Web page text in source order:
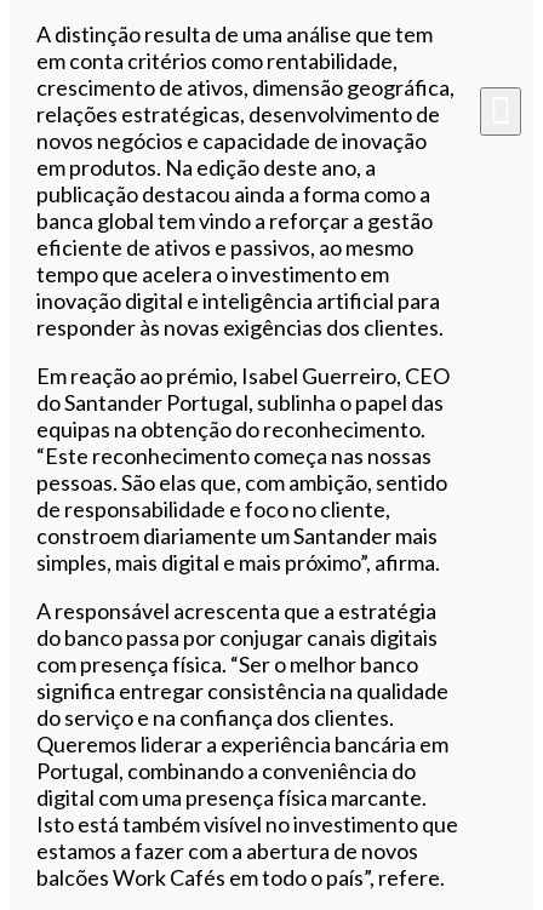
A distinção resulta de uma análise que tem
em conta critérios como rentabilidade,
crescimento de ativos, dimensão geográfica,
relações estratégicas, desenvolvimento de
novos negócios e capacidade de inovação
em produtos. Na edição deste ano, a
publicação destacou ainda a forma como a
banca global tem vindo a reforçar a gestão
eficiente de ativos e passivos, ao mesmo
tempo que acelera o investimento em
inovação digital e inteligência artificial para
responder às novas exigências dos clientes.
Em reação ao prémio, Isabel Guerreiro, CEO
do Santander Portugal, sublinha o papel das
equipas na obtenção do reconhecimento.
“Este reconhecimento começa nas nossas
pessoas. São elas que, com ambição, sentido
de responsabilidade e foco no cliente,
constroem diariamente um Santander mais
simples, mais digital e mais próximo”, afirma.
A responsável acrescenta que a estratégia
do banco passa por conjugar canais digitais
com presença física. “Ser o melhor banco
significa entregar consistência na qualidade
do serviço e na confiança dos clientes.
Queremos liderar a experiência bancária em
Portugal, combinando a conveniência do
digital com uma presença física marcante.
Isto está também visível no investimento que
estamos a fazer com a abertura de novos
balcões Work Cafés em todo o país”, refere.